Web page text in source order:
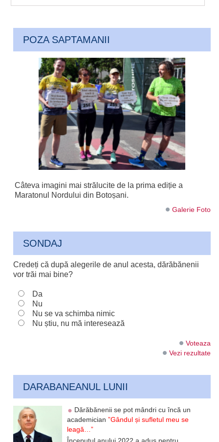
POZA SAPTAMANII
Câteva imagini mai strălucite de la prima ediție a
Maratonul Nordului din Botoșani.
Galerie Foto
SONDAJ
Credeți că după alegerile de anul acesta, dărăbănenii
vor trăi mai bine?
Da
Nu
Nu se va schimba nimic
Nu știu, nu mă interesează
Voteaza
Vezi rezultate
DARABANEANUL LUNII
Dărăbănenii se pot mândri cu încă un
academician”Gândul și sufletul meu se
leagă…”